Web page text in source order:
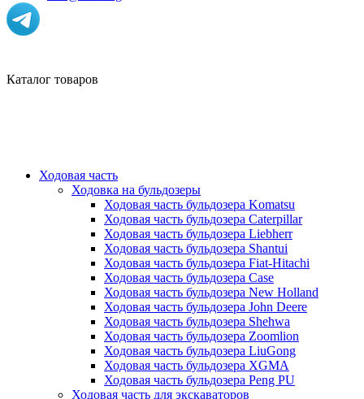
Каталог товаров
Ходовая часть
Ходовка на бульдозеры
Ходовая часть бульдозера Komatsu
Ходовая часть бульдозера Caterpillar
Ходовая часть бульдозера Liebherr
Ходовая часть бульдозера Shantui
Ходовая часть бульдозера Fiat-Hitachi
Ходовая часть бульдозера Case
Ходовая часть бульдозера New Holland
Ходовая часть бульдозера John Deere
Ходовая часть бульдозера Shehwa
Ходовая часть бульдозера Zoomlion
Ходовая часть бульдозера LiuGong
Ходовая часть бульдозера XGMA
Ходовая часть бульдозера Peng PU
Ходовая часть для экскаваторов